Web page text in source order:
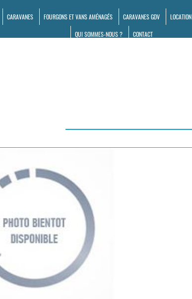
CARAVANES FOURGONS ET VANS AMÉNAGÉS CARAVANES GDV LOCATION
QUI SOMMES-NOUS ? CONTACT